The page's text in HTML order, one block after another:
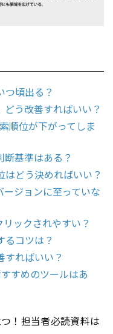
つ頃出る？
う改善すればいい？
順位が下がってしま
基準はある？
どう決めればいい？
ジョンに至っていな
ックされやすい？
るコツは？
すればいい？
すめのツールはあ
！担当者必読資料は